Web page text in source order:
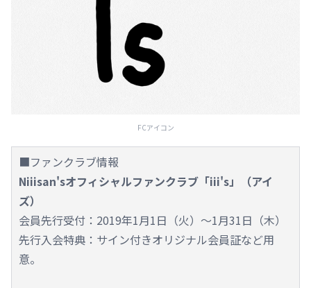
FCアイコン
■ファンクラブ情報
Niiisan'sオフィシャルファンクラブ「iii's」（アイ
ズ）
会員先行受付：2019年1月1日（火）～1月31日（木）
先行入会特典：サイン付きオリジナル会員証など用
意。